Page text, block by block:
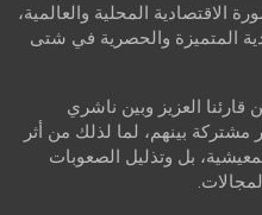
الاقتصادية المحلية والعالمية،
المتميزة والحصرية في شتى
قارئنا العزيز وبين ناشري
مشتركة بينهم، لما لذلك من أثر
بل وتذليل الصعوبات